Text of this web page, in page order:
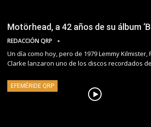
Motörhead, a 42 años de su álbum
REDACCIÓN QRP
Un día como hoy, pero de 1979 Lemmy Kilmister,
Clarke lanzaron uno de los discos recordados
EFEMÉRIDE QRP